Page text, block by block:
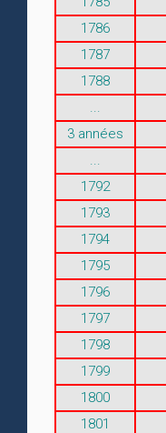
1786
1787
1788
3 années
1792
1793
1794
1795
1796
1797
1798
1799
1800
1801